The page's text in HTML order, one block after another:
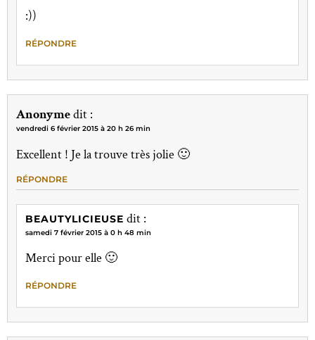
:))
RÉPONDRE
Anonymedit :
vendredi 6 février 2015 à 20 h 26 min
Excellent ! Je la trouve très jolie 🙂
RÉPONDRE
BEAUTYLICIEUSE dit :
samedi 7 février 2015 à 0 h 48 min
Merci pour elle 🙂
RÉPONDRE